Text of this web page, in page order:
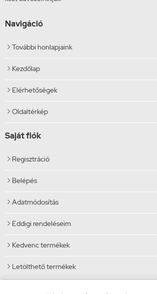
Navigáció
 További honlapjaink
 Kezdőlap
 Elérhetőségek
 Oldaltérkép
Saját fiók
 Regisztráció
 Belépés
 Adatmódosítás
 Eddigi rendeléseim
 Kedvenc termékek
 Letölthető termékek